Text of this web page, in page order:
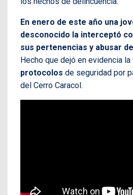
En enero de este año una
desconocido la interceptó
sus pertenencias y abusar
Hecho que dejó en evidencia la
protocolos de seguridad por
del Cerro Caracol.